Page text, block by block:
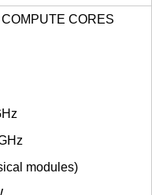
CORES
modules)